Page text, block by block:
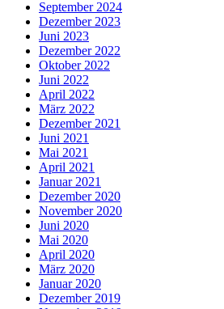
September 2024
Dezember 2023
Juni 2023
Dezember 2022
Oktober 2022
Juni 2022
April 2022
März 2022
Dezember 2021
Juni 2021
Mai 2021
April 2021
Januar 2021
Dezember 2020
November 2020
Juni 2020
Mai 2020
April 2020
März 2020
Januar 2020
Dezember 2019